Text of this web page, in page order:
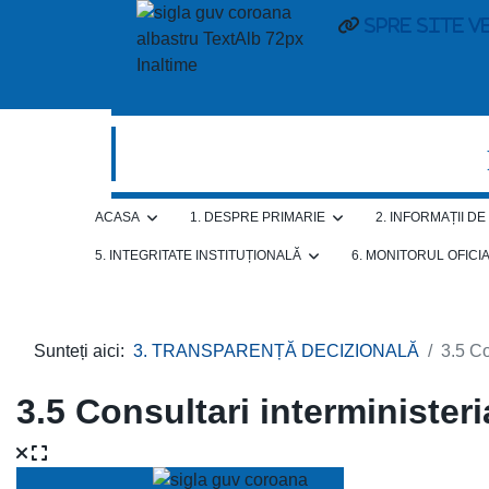
Spre site
ACASA 1. DESPRE PRIMARIE 2. INFORMAȚII
5. INTEGRITATE INSTITUȚIONALĂ 6. MONITORUL
Sunteți aici: 3. TRANSPARENȚĂ DECIZIONALĂ 3.5
3.5 Consultari